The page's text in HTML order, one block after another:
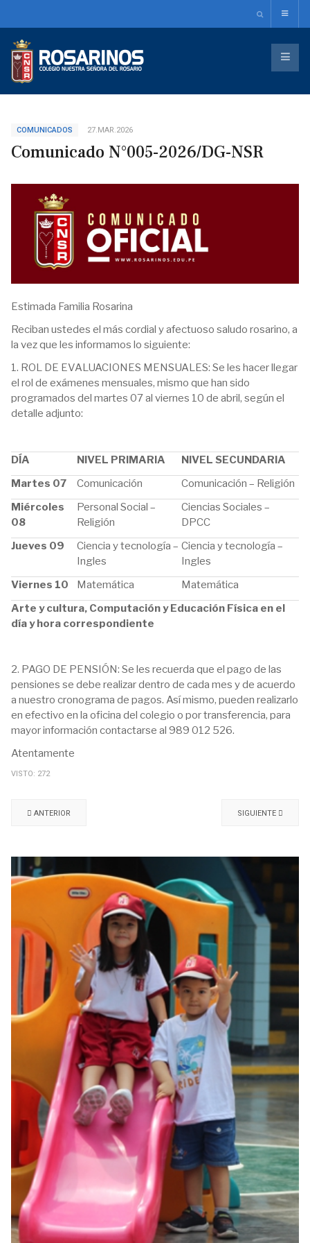
COMUNICADOS 27.MAR.2026
Comunicado N°005-2026/DG-NSR
Estimada Familia Rosarina
Reciban ustedes el más cordial y afectuoso saludo rosarino, a
la vez que les informamos lo siguiente:
1. ROL DE EVALUACIONES MENSUALES: Se les hacer llegar
el rol de exámenes mensuales, mismo que han sido
programados del martes 07 al viernes 10 de abril, según el
detalle adjunto:
DÍA NIVEL PRIMARIA
NIVEL SECUNDARIA
Martes 07
Comunicación
Comunicación – Religión
Miércoles
08
Personal Social –
Religión
Ciencias Sociales –
DPCC
Jueves 09
Ciencia y tecnología –
Ingles
Ciencia y tecnología –
Ingles
Viernes 10
Matemática
Matemática
Arte y cultura, Computación y Educación Física en el
día y hora correspondiente
2. PAGO DE PENSIÓN: Se les recuerda que el pago de las
pensiones se debe realizar dentro de cada mes y de acuerdo
a nuestro cronograma de pagos. Así mismo, pueden realizarlo
en efectivo en la oficina del colegio o por transferencia, para
mayor información contactarse al 989 012 526.
Atentamente
VISTO: 272
ANTERIOR SIGUIENTE